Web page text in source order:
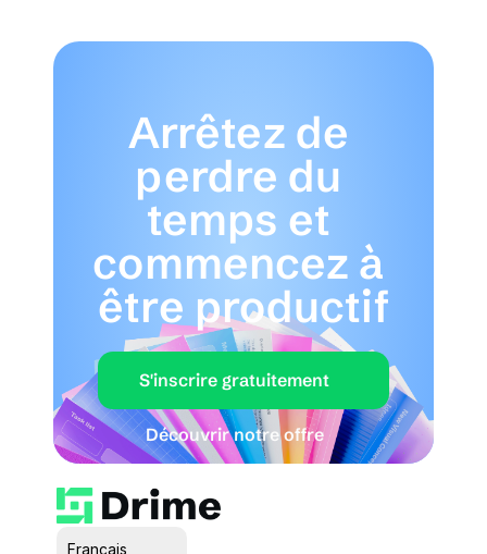
Arrêtez de
perdre du
temps et
commencez à
être productif
S'inscrire gratuitement
Découvrir notre offre
Français